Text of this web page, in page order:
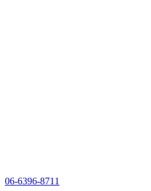
06-6396-8711